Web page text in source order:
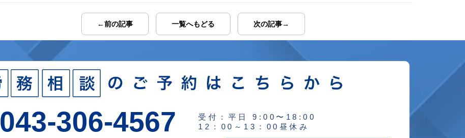
←前の記事 一覧へもどる 次の記事→
043-306-4567
受付：平日 9:00〜18:00
12：00～13：00昼休み